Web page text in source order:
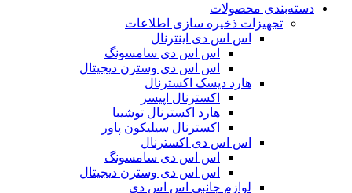
دسته‌بندی محصولات
تجهیزات ذخیره سازی اطلاعات
اس اس دی اینترنال
اس اس دی سامسونگ
اس اس دی وسترن دیجیتال
هارد دیسک اکسترنال
اکسترنال اپیسر
هارد اکسترنال توشیبا
اکسترنال سیلیکون پاور
اس اس دی اکسترنال
اس اس دی سامسونگ
اس اس دی وسترن دیجیتال
لوازم جانبی اس اس دی